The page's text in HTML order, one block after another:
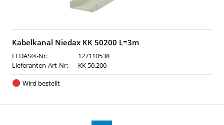
Kabelkanal Niedax KK 50200 L=3m
ELDAS®-Nr:
127110538
Lieferanten-Art-Nr:
KK 50.200
Wird bestellt